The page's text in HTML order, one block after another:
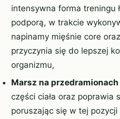
intensywna forma treningu
podporą, w trakcie
napinamy mięśnie core
przyczynia się do lepszej
organizmu,
Marsz na przedramionach
części ciała oraz poprawia
poruszając się w tej